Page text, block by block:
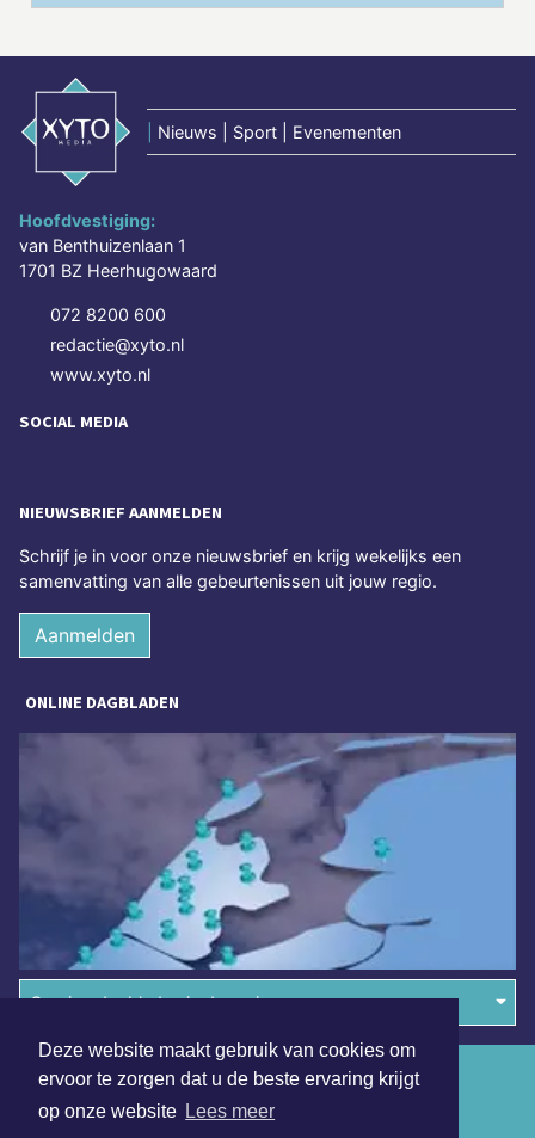
Deze website maakt gebruik van cookies om
ervoor te zorgen dat u de beste ervaring krijgt
op onze website Lees meer
Nieuws | Sport | Evenementen
Hoofdvestiging:
van Benthuizenlaan 1
1701 BZ Heerhugowaard
072 8200 600
redactie@xyto.nl
www.xyto.nl
SOCIAL MEDIA
NIEUWSBRIEF AANMELDEN
Schrijf je in voor onze nieuwsbrief en krijg wekelijks een
samenvatting van alle gebeurtenissen uit jouw regio.
Aanmelden
ONLINE DAGBLADEN
Overige dagbladen in de regio
Algemene voorwaarden
Disclaimer